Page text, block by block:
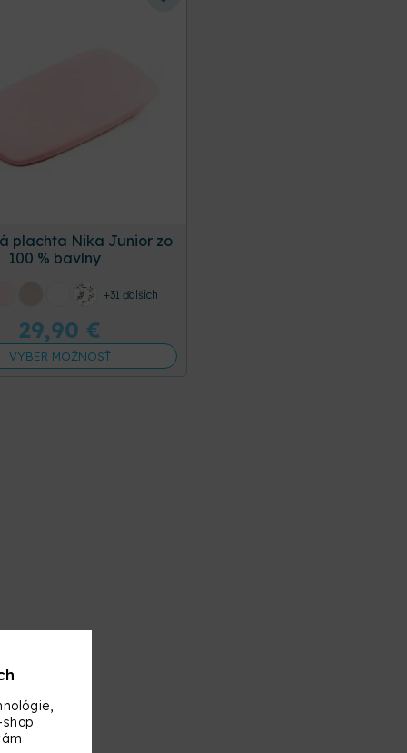
plachta Nika Junior zo
100 % bavlny
+31 ďalších
29,90 €
VYBER MOŽNOSŤ